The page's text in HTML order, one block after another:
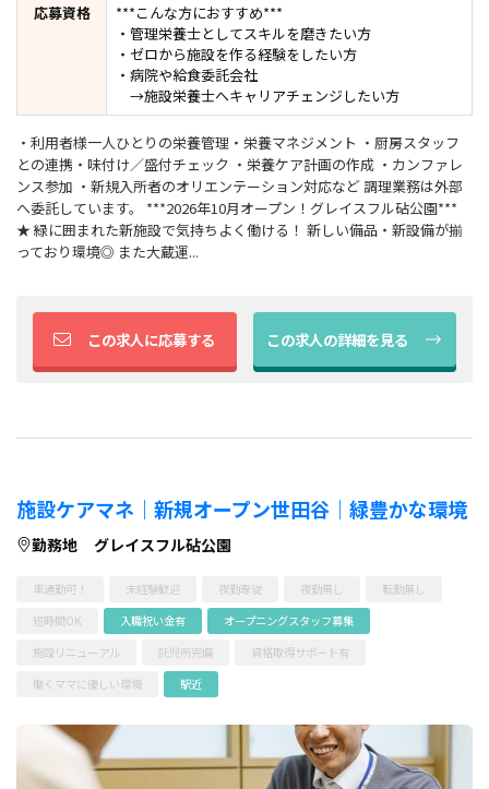
応募資格
***こんな方におすすめ***
・管理栄養士としてスキルを磨きたい方
・ゼロから施設を作る経験をしたい方
・病院や給食委託会社
→施設栄養士へキャリアチェンジしたい方
・利用者様一人ひとりの栄養管理・栄養マネジメント ・厨房スタッフ
との連携・味付け／盛付チェック ・栄養ケア計画の作成 ・カンファレ
ンス参加 ・新規入所者のオリエンテーション対応など 調理業務は外部
へ委託しています。 ***2026年10月オープン！グレイスフル砧公園***
★ 緑に囲まれた新施設で気持ちよく働ける！ 新しい備品・新設備が揃
っており環境◎ また大蔵運...
この求人に応募する この求人の詳細を見る
施設ケアマネ｜新規オープン世田谷｜緑豊かな環境
勤務地 グレイスフル砧公園
車通勤可！ 未経験歓迎 夜勤専従 夜勤無し
転勤無し
短時間OK
入職祝い金有
オープニングスタッフ募集
施設リニューアル
託児所完備
資格取得サポート有
働くママに優しい環境
駅近